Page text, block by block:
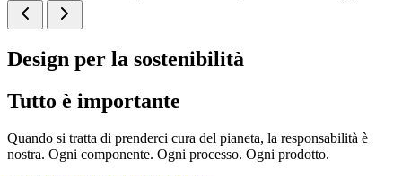
Design per la sostenibilità
Tutto è importante
Quando si tratta di prenderci cura del pianeta, la responsabilità è
nostra. Ogni componente. Ogni processo. Ogni prodotto.